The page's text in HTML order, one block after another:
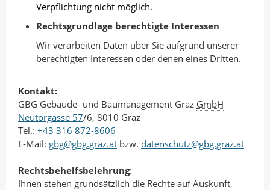
Verpflichtung nicht möglich.
Rechtsgrundlage berechtigte Interessen
Wir verarbeiten Daten über Sie aufgrund unserer
berechtigten Interessen oder denen eines Dritten.
Kontakt:
GBG Gebäude- und Baumanagement Graz GmbH
Neutorgasse 57/6, 8010 Graz
Tel.: +43 316 872-8606
E-Mail: gbg@gbg.graz.at bzw. datenschutz@gbg.graz.at
Rechtsbehelfsbelehrung:
Ihnen stehen grundsätzlich die Rechte auf Auskunft,